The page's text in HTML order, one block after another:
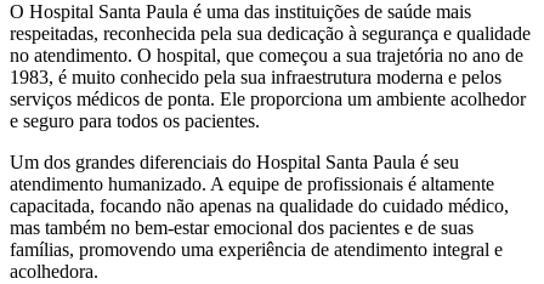
O Hospital Santa Paula é uma das instituições de saúde mais
respeitadas, reconhecida pela sua dedicação à segurança e qualidade
no atendimento. O hospital, que começou a sua trajetória no ano de
1983, é muito conhecido pela sua infraestrutura moderna e pelos
serviços médicos de ponta. Ele proporciona um ambiente acolhedor
e seguro para todos os pacientes.
Um dos grandes diferenciais do Hospital Santa Paula é seu
atendimento humanizado. A equipe de profissionais é altamente
capacitada, focando não apenas na qualidade do cuidado médico,
mas também no bem-estar emocional dos pacientes e de suas
famílias, promovendo uma experiência de atendimento integral e
acolhedora.